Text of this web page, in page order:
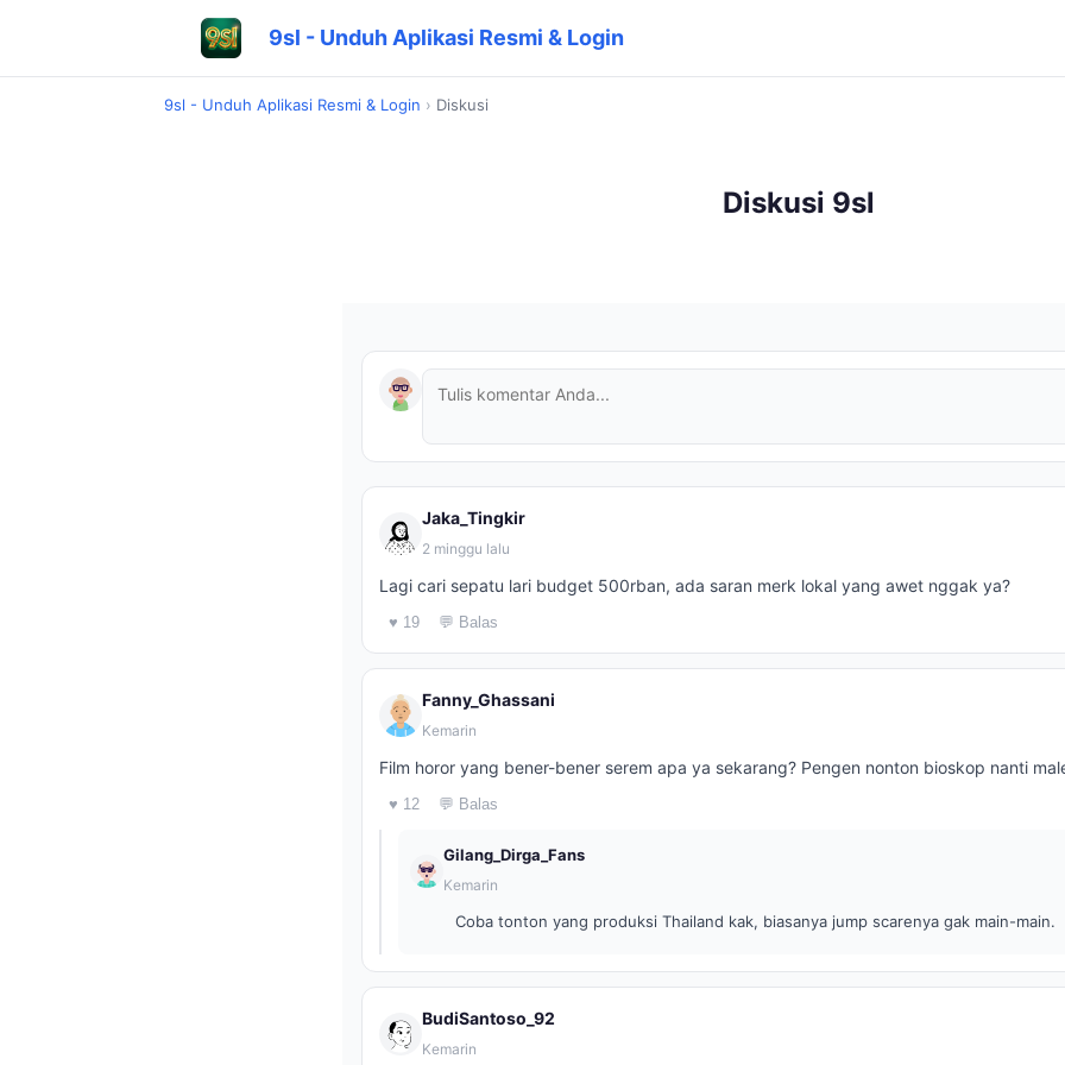
9sl - Unduh Aplikasi Resmi & Login
9sl - Unduh Aplikasi Resmi & Login › Diskusi
Diskusi 9sl
Jaka_Tingkir
2 minggu lalu
Lagi cari sepatu lari budget 500rban, ada saran merk lokal yang awet nggak ya?
♥ 19 💬 Balas
Fanny_Ghassani
Kemarin
Film horor yang bener-bener serem apa ya sekarang? Pengen nonton bioskop nanti
♥ 12 💬 Balas
Gilang_Dirga_Fans
Kemarin
Coba tonton yang produksi Thailand kak, biasanya jump scarenya gak main-main.
BudiSantoso_92
Kemarin